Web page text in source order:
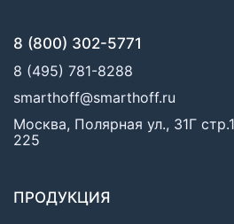
8 (800) 302-5771
8 (495) 781-8288
smarthoff@smarthoff.ru
Москва, Полярная ул., 31Г
225
ПРОДУКЦИЯ